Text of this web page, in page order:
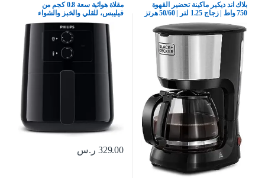
بلاك اند ديكير ماكينة تحضير القهوة
750 واط | زجاج 1.25 لتر | 50/60 هرتز
| مثالية لـ 10 اكواب | للقهوة بالتنقيط
والقهوة السوداء والاسبريسو | اسود +
فضي | DCM750S-B5 | ضمان لمدة
عامين
مقلاة هوائية سعة 0.8 كجم من
فيليبس، للقلي والخبز والشواء
والتحميص او إعادة التسخين، تعمل
أسود، 4.1 ليتر، 1400.0 واط
329.00 ر.س